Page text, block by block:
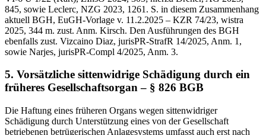
845, sowie Leclerc, NZG 2023, 1261. S. in diesem Zusammenhang
aktuell BGH, EuGH-Vorlage v. 11.2.2025 – KZR 74/23, wistra
2025, 344 m. zust. Anm. Kirsch. Den Ausführungen des BGH
ebenfalls zust. Vizcaino Diaz, jurisPR-StrafR 14/2025, Anm. 1,
sowie Narjes, jurisPR-Compl 4/2025, Anm. 3.
5. Vorsätzliche sittenwidrige Schädigung durch ein
früheres Gesellschaftsorgan – § 826 BGB
Die Haftung eines früheren Organs wegen sittenwidriger
Schädigung durch Unterstützung eines von der Gesellschaft
betriebenen betrügerischen Anlagesystems umfasst auch erst nach